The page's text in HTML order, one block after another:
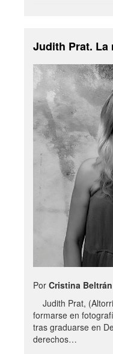
Judith Prat. La
Por Cristina Beltrán
Judith Prat,
formarse en
tras graduarse en
derechos…